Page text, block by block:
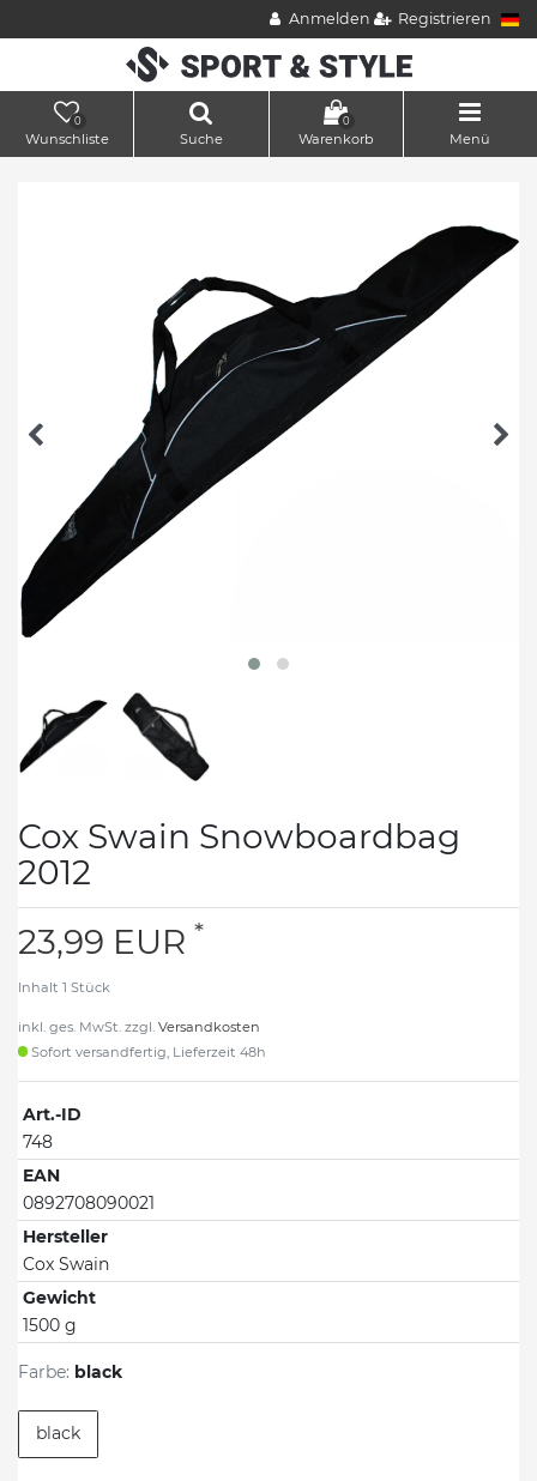
Anmelden Registrieren
0
Wunschliste Suche
0
Warenkorb Menü
Cox Swain Snowboardbag
2012
23,99 EUR *
Inhalt 1 Stück
inkl. ges. MwSt. zzgl. Versandkosten
Sofort versandfertig, Lieferzeit 48h
Art.-ID
748
EAN
0892708090021
Hersteller
Cox Swain
Gewicht
1500 g
Farbe: black
black